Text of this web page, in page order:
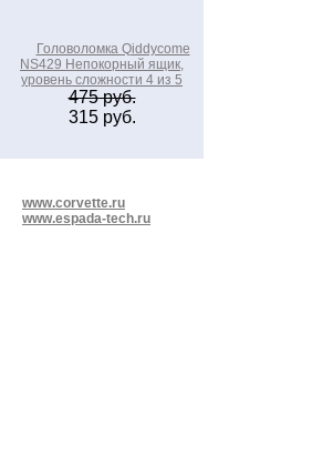
Головоломка Qiddycome
NS429 Непокорный ящик,
уровень сложности 4 из 5
475 руб.
315 руб.
www.corvette.ru
www.espada-tech.ru